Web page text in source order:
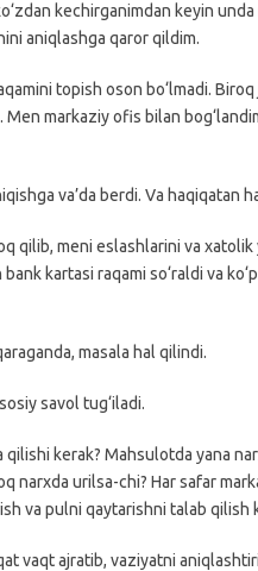
kechirganimdan keyin
aniqlashga qaror qildim.
topish oson bo‘lmadi.
markaziy ofis bilan
va’da berdi. Va haqiqatan
qilib, meni eslashlarini va
bank kartasi raqami so‘raldi va
masala hal qilindi.
savol tug‘iladi.
kerak? Mahsulotda yana
narxda urilsa-chi? Har safar
va pulni qaytarishni talab qilish
vaqt ajratib, vaziyatni